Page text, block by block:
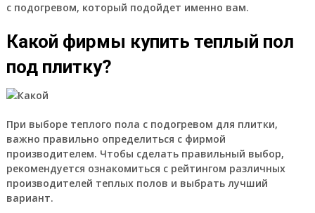
с подогревом, который подойдет именно вам.
Какой фирмы купить теплый пол
под плитку?
При выборе теплого пола с подогревом для плитки,
важно правильно определиться с фирмой
производителем. Чтобы сделать правильный выбор,
рекомендуется ознакомиться с рейтингом различных
производителей теплых полов и выбрать лучший
вариант.